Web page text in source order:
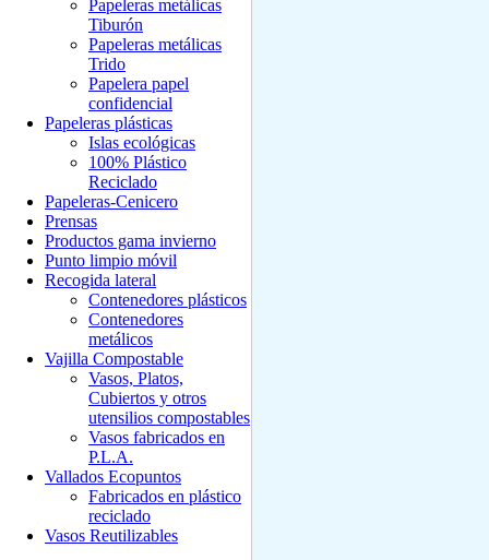
Papeleras metálicas
Tiburón
Papeleras metálicas
Trido
Papelera papel
confidencial
Papeleras plásticas
Islas ecológicas
100% Plástico
Reciclado
Papeleras-Cenicero
Prensas
Productos gama invierno
Punto limpio móvil
Recogida lateral
Contenedores plásticos
Contenedores
metálicos
Vajilla Compostable
Vasos, Platos,
Cubiertos y otros
utensilios compostables
Vasos fabricados en
P.L.A.
Vallados Ecopuntos
Fabricados en plástico
reciclado
Vasos Reutilizables